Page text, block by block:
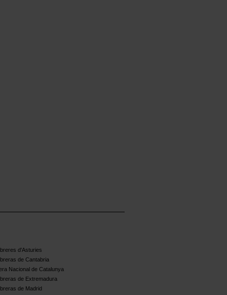
d'Asturies
de Cantabria
Nacional de Catalunya
de Extremadura
de Madrid